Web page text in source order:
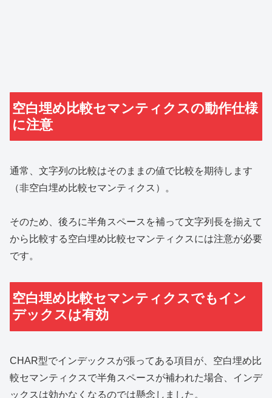
空白埋め比較セマンティクスの動作仕様
に注意
通常、文字列の比較はそのままの値で比較を期待します
（非空白埋め比較セマンティクス）。
そのため、後ろに半角スペースを補って文字列長を揃えて
から比較する空白埋め比較セマンティクスには注意が必要
です。
空白埋め比較セマンティクスでもイン
デックスは有効
CHAR型でインデックスが張ってある項目が、空白埋め比
較セマンティクスで半角スペースが補われた場合、インデ
ックスは効かなくなるのでは懸念しました。